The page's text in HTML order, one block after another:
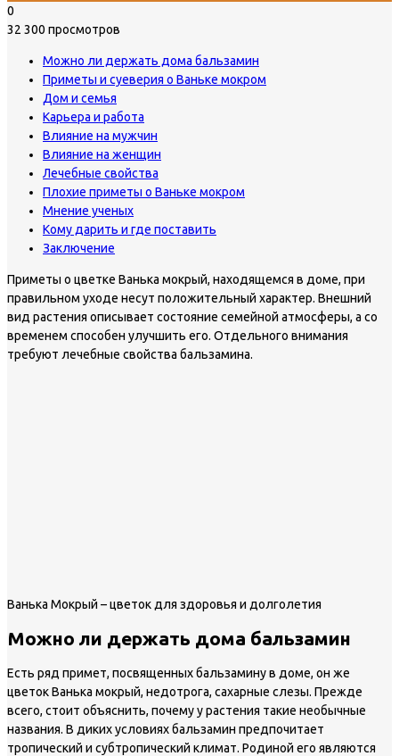
0
32 300 просмотров
Можно ли держать дома бальзамин
Приметы и суеверия о Ваньке мокром
Дом и семья
Карьера и работа
Влияние на мужчин
Влияние на женщин
Лечебные свойства
Плохие приметы о Ваньке мокром
Мнение ученых
Кому дарить и где поставить
Заключение
Приметы о цветке Ванька мокрый, находящемся в доме, при
правильном уходе несут положительный характер. Внешний
вид растения описывает состояние семейной атмосферы, а со
временем способен улучшить его. Отдельного внимания
требуют лечебные свойства бальзамина.
Ванька Мокрый – цветок для здоровья и долголетия
Можно ли держать дома бальзамин
Есть ряд примет, посвященных бальзамину в доме, он же
цветок Ванька мокрый, недотрога, сахарные слезы. Прежде
всего, стоит объяснить, почему у растения такие необычные
названия. В диких условиях бальзамин предпочитает
тропический и субтропический климат. Родиной его являются